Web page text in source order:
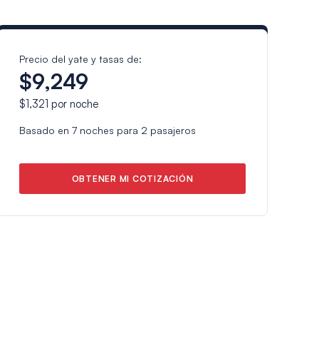
Precio del yate y tasas de:
$9,249
$1,321 por noche
Basado en 7 noches para 2 pasajeros
OBTENER MI COTIZACIÓN